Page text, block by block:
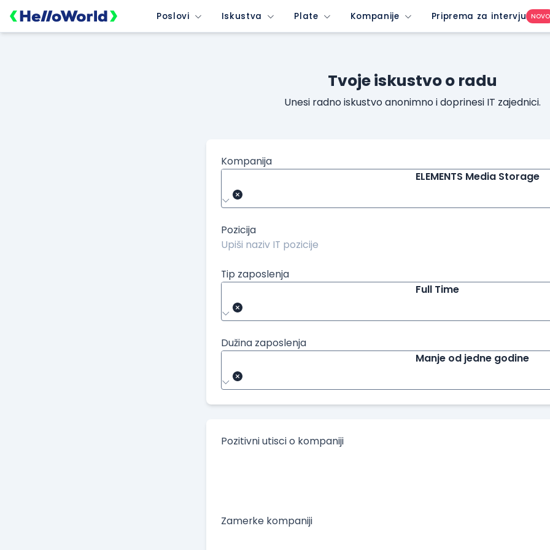
Poslovi Iskustva Plate Kompanije Priprema za intervju NOVO
Tvoje iskustvo o radu
Unesi radno iskustvo anonimno i doprinesi IT zajednici.
Kompanija
ELEMENTS Media Storage
Pozicija
Tip zaposlenja
Full Time
Dužina zaposlenja
Manje od jedne godine
Pozitivni utisci o kompaniji
Zamerke kompaniji